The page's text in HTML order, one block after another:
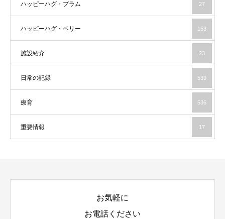
ハッピーハグ・プラム 27
ハッピーハグ・ベリー 153
施設紹介 23
日常の記録 539
療育 536
重要情報 17
お気軽に
お電話ください